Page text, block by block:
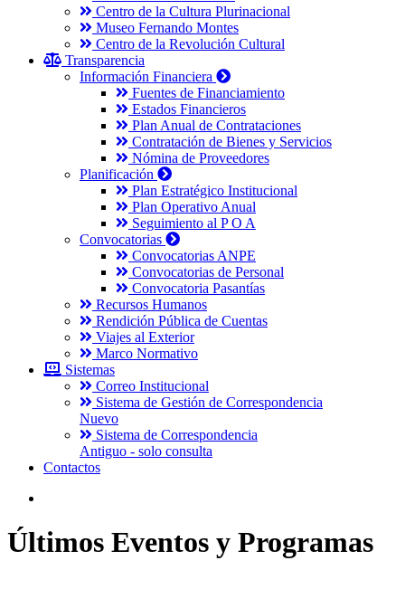
Centro de la Cultura Plurinacional
Museo Fernando Montes
Centro de la Revolución Cultural
Transparencia
Información Financiera
Fuentes de Financiamiento
Estados Financieros
Plan Anual de Contrataciones
Contratación de Bienes y Servicios
Nómina de Proveedores
Planificación
Plan Estratégico Institucional
Plan Operativo Anual
Seguimiento al P O A
Convocatorias
Convocatorias ANPE
Convocatorias de Personal
Convocatoria Pasantías
Recursos Humanos
Rendición Pública de Cuentas
Viajes al Exterior
Marco Normativo
Sistemas
Correo Institucional
Sistema de Gestión de Correspondencia
Nuevo
Sistema de Correspondencia
Antiguo - solo consulta
Contactos
Últimos Eventos y Programas